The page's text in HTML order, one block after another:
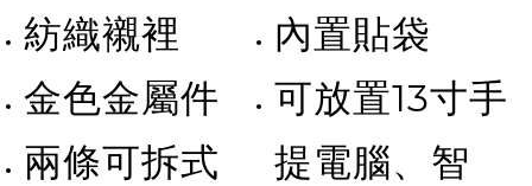
紡織襯裡
金色金屬件
兩條可拆式
內置貼袋
可放置13寸手
提電腦、智